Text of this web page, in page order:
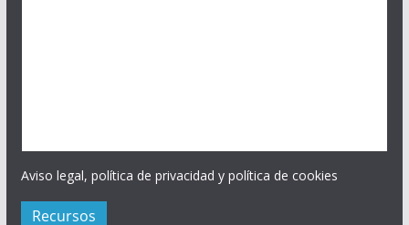
Aviso legal, política de privacidad y política de cookies
Recursos